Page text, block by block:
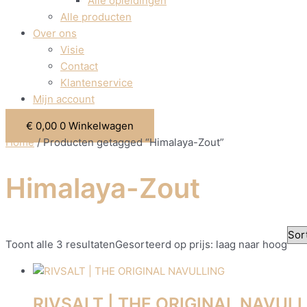
Alle producten
Over ons
Visie
Contact
Klantenservice
Mijn account
€ 0,00 0 Winkelwagen
Home/ Producten getagged “Himalaya-Zout”
Himalaya-Zout
Toont alle 3 resultatenGesorteerd op prijs: laag naar hoog